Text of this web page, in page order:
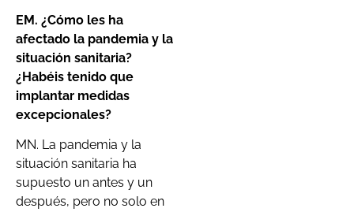
EM. ¿Cómo les ha
afectado la pandemia y la
situación sanitaria?
¿Habéis tenido que
implantar medidas
excepcionales?
MN. La pandemia y la
situación sanitaria ha
supuesto un antes y un
después, pero no solo en